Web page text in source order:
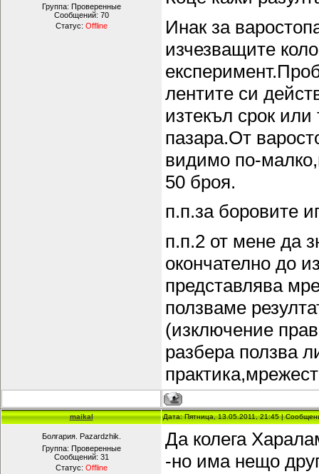
Группа: Проверенные
Сообщений: 70
Статус: Offline
Инак за
изчезващите
лентите си
изтекъл срок или
пазара.От
видимо по-
50 броя.
п.п.за боровите
п.п.2 от мене да
окончателно до
представлява
ползваме
(изключение
разбера ползва
maikal Дата: Пятница, 13.05.2011, 21:45 |
Болгария. Pazardzhik.
Группа: Проверенные
Сообщений: 31
Статус: Offline
Да колега
-но има нещо